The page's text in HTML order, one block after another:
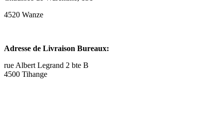
4520 Wanze
Adresse de Livraison Bureaux:
rue Albert Legrand 2 bte B
4500 Tihange